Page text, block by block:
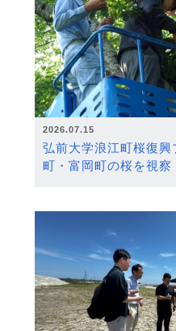
2026.07.15
弘前大学浪江町桜復
町・富岡町の桜を視察